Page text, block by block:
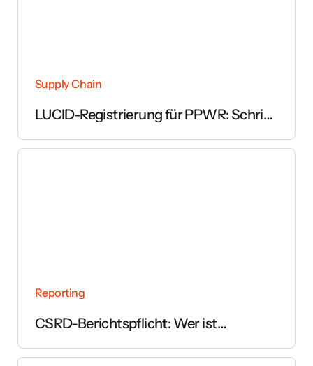
Supply Chain
LUCID-Registrierung für PPWR: Schritt
Reporting
CSRD-Berichtspflicht: Wer ist